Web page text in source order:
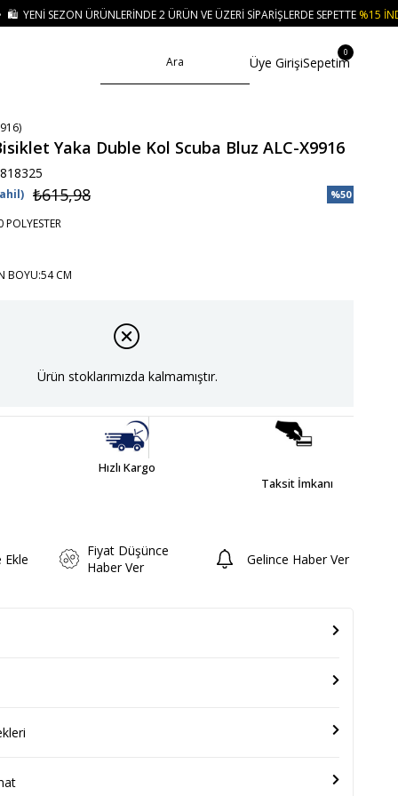
2 ÜRÜN VE ÜZERI SIPARIŞLERDE SEPETTE%15 İNDIRIM • 🚚 KREDI
Üye GirişiSepetim
0
Yaka Duble Kol Scuba Bluz ALC-X9916
%50
₺615,98
BOYU:54 CM
Ürün stoklarımızda kalmamıştır.
Hızlı Kargo
Taksit İmkanı
Ekle
Fiyat Düşünce
Haber Ver
Gelince Haber Ver